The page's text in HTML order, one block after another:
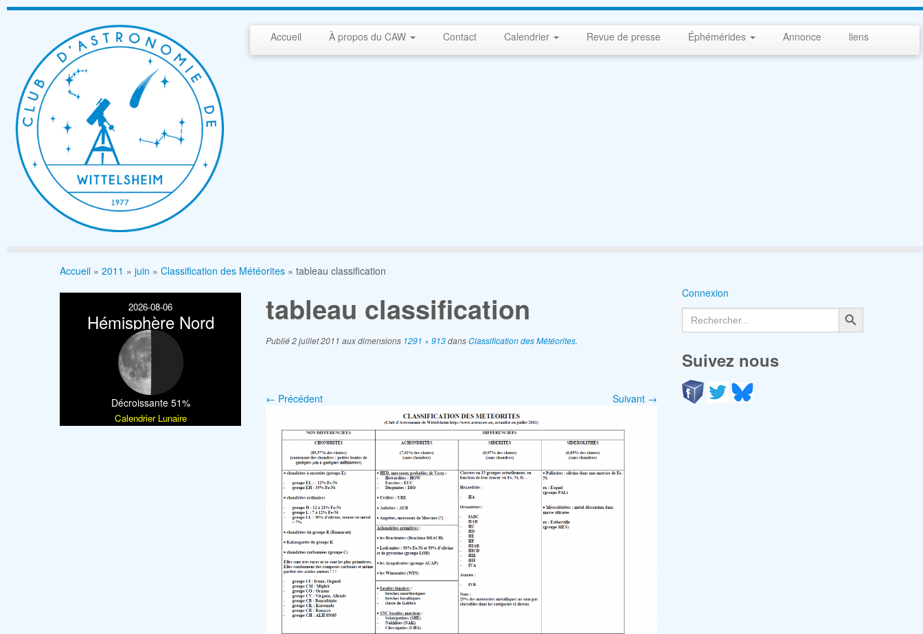
Passer
Accueil À propos du CAW Contact Calendrier Revue de presse Éphémérides Annonce liens
Accueil » 2011 » juin » Classification des Météorites » tableau classification
2026-08-06
Hémisphère Nord
Décroissante 51%
Calendrier Lunaire
tableau classification
Publié2 juillet 2011 aux dimensions 1291 × 913dansClassification des Météorites.
← Précédent Suivant →
Connexion
Search
for:
Search Button
Suivez nous